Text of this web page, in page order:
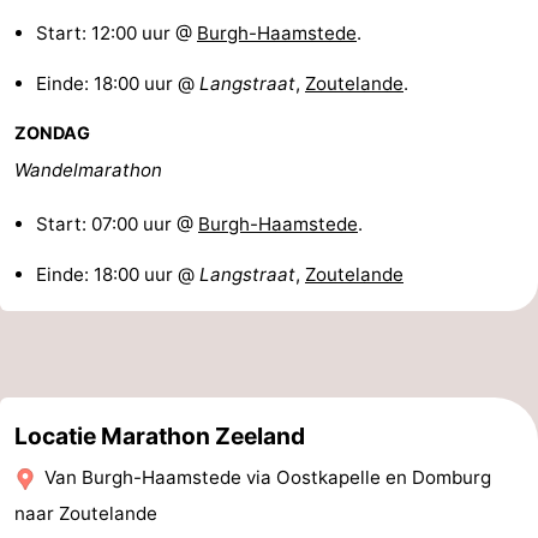
Holland
-
Leiden
Bollenstreek
Duin
Katwijk
-
Den
Haag
-
Rotterdam
-
Start: 12:00 uur @ Burgh-Haamstede.
Einde: 18:00 uur @ Langstraat, Zoutelande.
ZONDAG
Wandelmarathon
Start: 07:00 uur @ Burgh-Haamstede.
Einde: 18:00 uur @ Langstraat, Zoutelande
Locatie Marathon Zeeland
Van Burgh-Haamstede via Oostkapelle en Domburg
naar Zoutelande